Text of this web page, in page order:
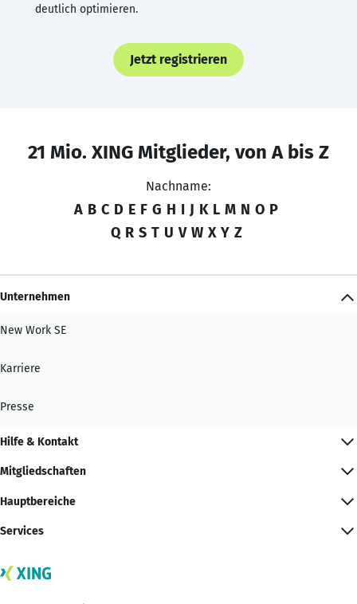
deutlich optimieren.
Jetzt registrieren
21 Mio. XING Mitglieder, von A bis Z
Nachname:
A B C D E F G H I J K L M N O P
Q R S T U V W X Y Z
Unternehmen
New Work SE
Karriere
Presse
Hilfe & Kontakt
Mitgliedschaften
Hauptbereiche
Services